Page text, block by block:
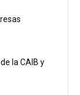
la CAIB y